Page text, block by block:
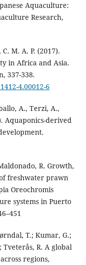
Aquaculture:
Research,
M. A. P. (2017).
in Africa and Asia.
337-338.
4.00012-6
A., Terzi, A.,
Aquaponics-derived
R. Growth,
freshwater prawn
Oreochromis
systems in Puerto
T.; Kumar, G.;
Tveterås, R. A global
regions,